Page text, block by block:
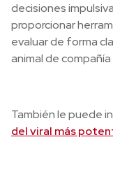
decisiones
proporcionar
evaluar de forma
animal de compañía
También le puede
del viral más